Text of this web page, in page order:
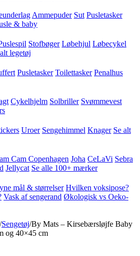
Ammepuder Sut Pusletasker
& baby
Stofbøger Løbehjul Løbecykel
legetøj
Pusletasker Toilettasker Penalhus
Cykelhjelm Solbriller Svømmevest
Uroer Sengehimmel Knager Se alt
Cam Copenhagen Joha CeLaVi Sebra
Jellycat Se alle 100+ mærker
mål & størrelser Hvilken voksipose?
Vask af sengerand Økologisk vs Oeko-
/Sengetøj/By Mats – Kirsebærsløjfe Baby
og 40×45 cm